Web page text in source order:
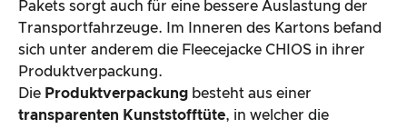
Pakets sorgt auch für eine bessere Auslastung der
Transportfahrzeuge. Im Inneren des Kartons befand
sich unter anderem die Fleecejacke CHIOS in ihrer
Produktverpackung.
Die Produktverpackung besteht aus einer
transparenten Kunststofftüte, in welcher die